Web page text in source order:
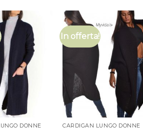
DONNE
In offerta!
CARDIGAN LUNGO DONNE